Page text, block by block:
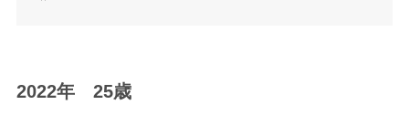
2022年 25歳